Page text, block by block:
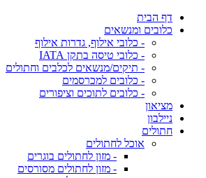
דף הבית
כלובים ומנשאים
- כלובי אילוף, גדרות אילוף
- כלובי טיסה בתקן IATA
- תיקים/מנשאים לכלבים וחתולים
- כלובים למכרסמים
- כלובים לתוכים וציפורים
מציאון
ניילבון
חתולים
אוכל לחתולים
- מזון לחתולים בוגרים
- מזון לחתולים מסורסים